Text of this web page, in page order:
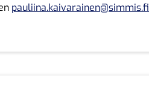
pauliina.kaivarainen@simmis.fi